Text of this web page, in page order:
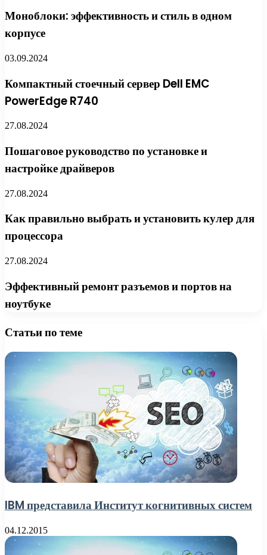
Моноблоки: эффективность и стиль в одном
корпусе
03.09.2024
Компактный стоечный сервер Dell EMC
PowerEdge R740
27.08.2024
Пошаговое руководство по установке и
настройке драйверов
27.08.2024
Как правильно выбрать и установить кулер для
процессора
27.08.2024
Эффективный ремонт разъемов и портов на
ноутбуке
Статьи по теме
IBM представила Институт когнитивных систем
04.12.2015